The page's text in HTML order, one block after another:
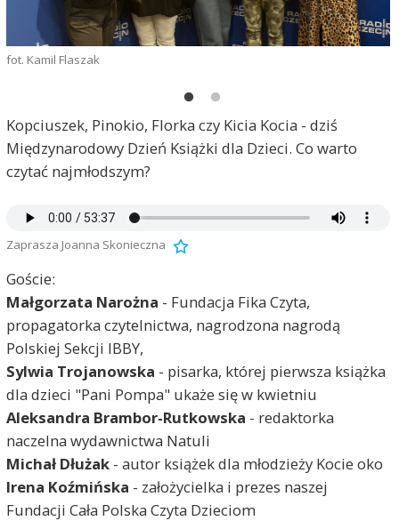
fot. Kamil Flaszak
Kopciuszek, Pinokio, Florka czy Kicia Kocia - dziś
Międzynarodowy Dzień Książki dla Dzieci. Co warto
czytać najmłodszym?
Zaprasza Joanna Skonieczna
Goście:
Małgorzata Narożna - Fundacja Fika Czyta,
propagatorka czytelnictwa, nagrodzona nagrodą
Polskiej Sekcji IBBY,
Sylwia Trojanowska - pisarka, której pierwsza książka
dla dzieci "Pani Pompa" ukaże się w kwietniu
Aleksandra Brambor-Rutkowska - redaktorka
naczelna wydawnictwa Natuli
Michał Dłużak- autor książek dla młodzieży Kocie oko
Irena Koźmińska - założycielka i prezes naszej
Fundacji Cała Polska Czyta Dzieciom